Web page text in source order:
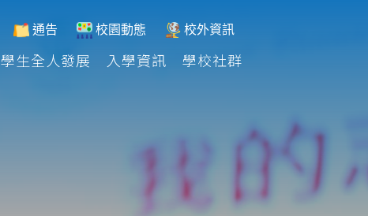
通告 校園動態 校外資訊
學生全人發展 入學資訊 學校社群